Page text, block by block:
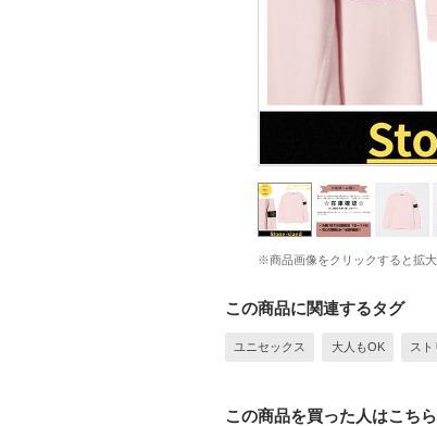
※商品画像をクリックすると拡
この商品に関連するタグ
ユニセックス 大人もOK スト
この商品を買った人はこち